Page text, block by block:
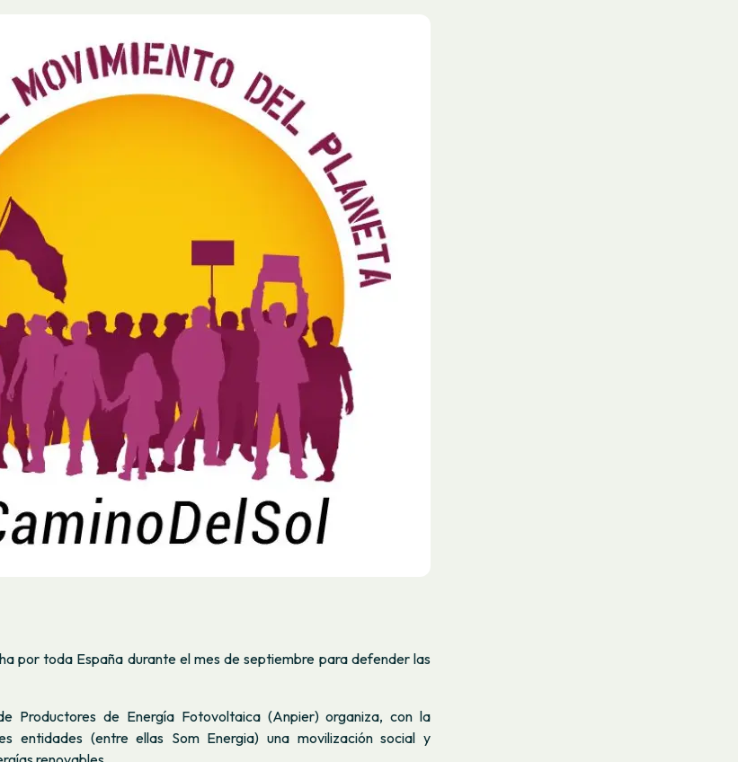
por toda España durante el mes de septiembre para defender las
Productores de Energía Fotovoltaica (Anpier) organiza, con la
entidades (entre ellas Som Energia) una movilización social y